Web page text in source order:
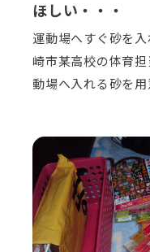
ほしい・・・
運動場へすぐ砂を
崎市某高校の体育
動場へ入れる砂を